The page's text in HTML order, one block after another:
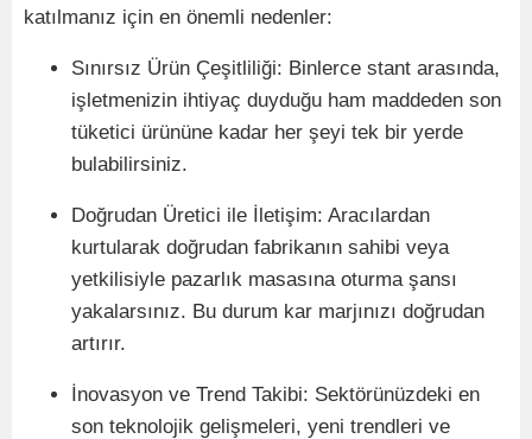
katılmanız için en önemli nedenler:
Sınırsız Ürün Çeşitliliği: Binlerce stant arasında,
işletmenizin ihtiyaç duyduğu ham maddeden son
tüketici ürününe kadar her şeyi tek bir yerde
bulabilirsiniz.
Doğrudan Üretici ile İletişim: Aracılardan
kurtularak doğrudan fabrikanın sahibi veya
yetkilisiyle pazarlık masasına oturma şansı
yakalarsınız. Bu durum kar marjınızı doğrudan
artırır.
İnovasyon ve Trend Takibi: Sektörünüzdeki en
son teknolojik gelişmeleri, yeni trendleri ve